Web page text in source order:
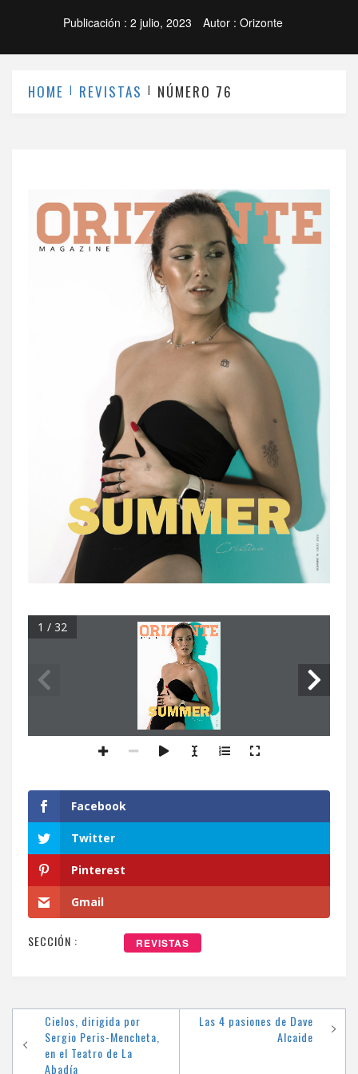
Publicación : 2 julio, 2023 Autor : Orizonte
HOME REVISTAS NÚMERO 76
JULIO  2023
MAGAZINE
Cristina
1 / 32
Facebook
Twitter
Pinterest
Gmail
SECCIÓN : REVISTAS
Navegación
de
Cielos, dirigida por
Sergio Peris-Mencheta,
en el Teatro de La
Abadía
Las 4 pasiones de Dave
Alcaide